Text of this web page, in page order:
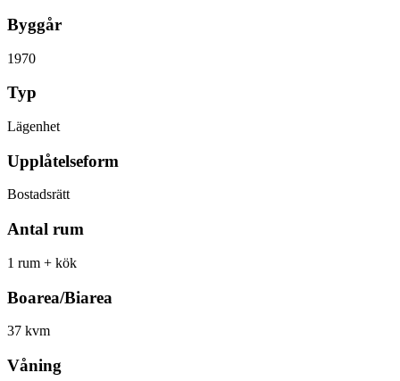
Byggår
1970
Typ
Lägenhet
Upplåtelseform
Bostadsrätt
Antal rum
1 rum + kök
Boarea/Biarea
37 kvm
Våning